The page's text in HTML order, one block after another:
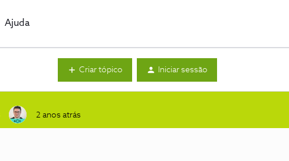
Ajuda
Criar tópico Iniciar sessão
2 anos atrás